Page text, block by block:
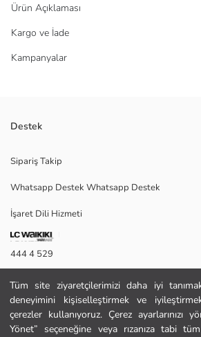
Tüm site ziyaretçilerimizi daha iyi
deneyimini kişiselleştirmek ve
çerezler kullanıyoruz. Çerez ayarlarınızı
Yönet” seçeneğine veya rızanıza tabi
Ürün Açıklaması
Kargo ve İade
Kampanyalar
cm ölçülerinde dikdörtgen masa örtüsü poplin
Ana Kumaş:
Menşei:
Satıcı:
Marka:
Cinsiyet:
Kumaş:
Desen:
Ürün Ebat:
Koleksiyon:
Destek
Sipariş Takip
Whatsapp Destek Whatsapp Destek
İşaret Dili Hizmeti
444 4 529
İletişim Formu
444 4 529